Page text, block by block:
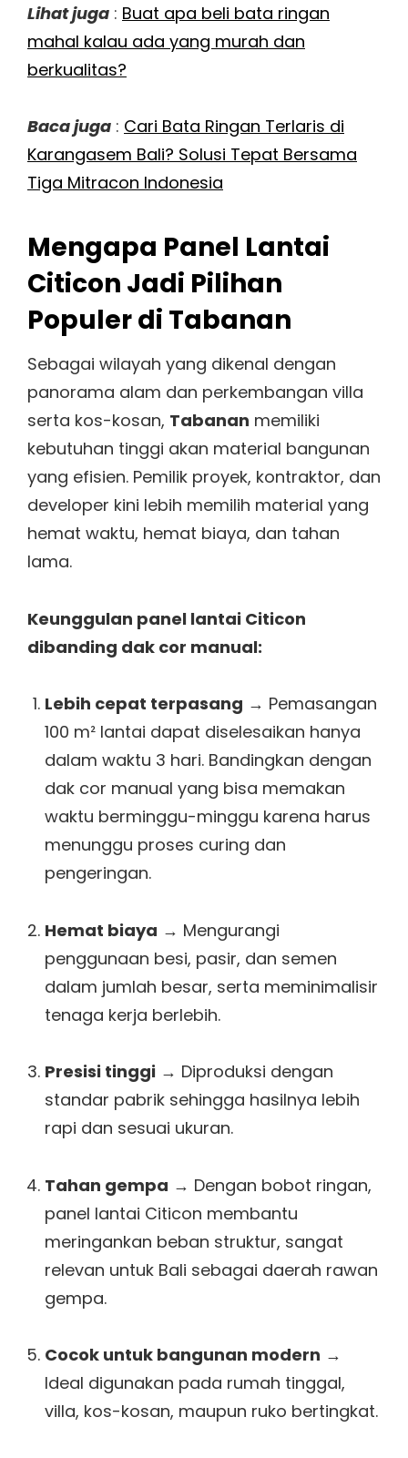
Lihat juga : Buat apa beli bata ringan
mahal kalau ada yang murah dan
berkualitas?
Baca juga : Cari Bata Ringan Terlaris di
Karangasem Bali? Solusi Tepat Bersama
Tiga Mitracon Indonesia
Mengapa Panel Lantai
Citicon Jadi Pilihan
Populer di Tabanan
Sebagai wilayah yang dikenal dengan
panorama alam dan perkembangan villa
serta kos-kosan, Tabanan memiliki
kebutuhan tinggi akan material bangunan
yang efisien. Pemilik proyek, kontraktor, dan
developer kini lebih memilih material yang
hemat waktu, hemat biaya, dan tahan
lama.
Keunggulan panel lantai Citicon
dibanding dak cor manual:
Lebih cepat terpasang → Pemasangan
100 m² lantai dapat diselesaikan hanya
dalam waktu 3 hari. Bandingkan dengan
dak cor manual yang bisa memakan
waktu berminggu-minggu karena harus
menunggu proses curing dan
pengeringan.
Hemat biaya → Mengurangi
penggunaan besi, pasir, dan semen
dalam jumlah besar, serta meminimalisir
tenaga kerja berlebih.
Presisi tinggi→ Diproduksi dengan
standar pabrik sehingga hasilnya lebih
rapi dan sesuai ukuran.
Tahan gempa → Dengan bobot ringan,
panel lantai Citicon membantu
meringankan beban struktur, sangat
relevan untuk Bali sebagai daerah rawan
gempa.
Cocok untuk bangunan modern →
Ideal digunakan pada rumah tinggal,
villa, kos-kosan, maupun ruko bertingkat.